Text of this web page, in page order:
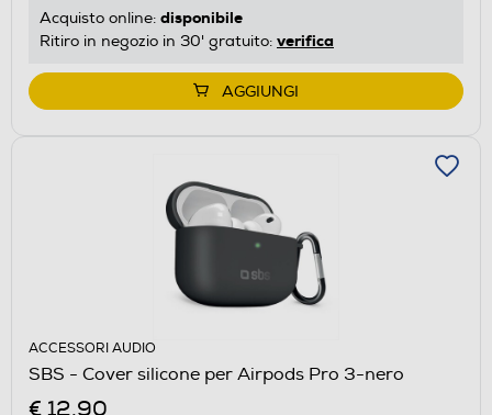
Acquisto online: disponibile
Ritiro in negozio in 30' gratuito: verifica
AGGIUNGI
ACCESSORI AUDIO
SBS - Cover silicone per Airpods Pro 3-nero
€ 12,90